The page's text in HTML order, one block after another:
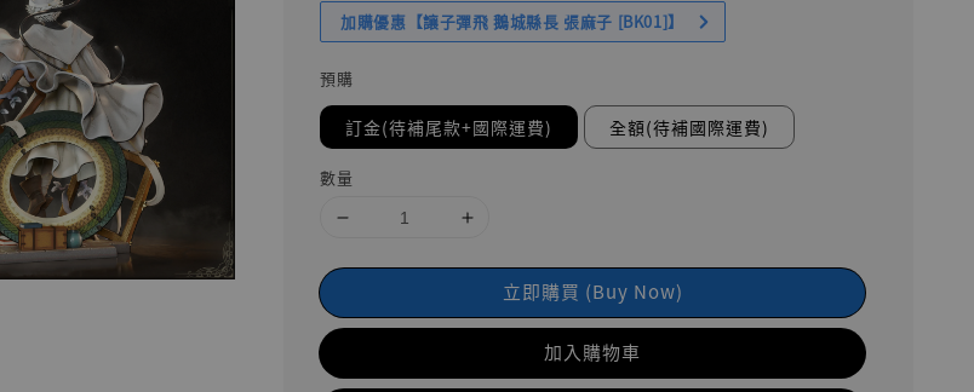
加購優惠【讓子彈飛 鵝城縣長 張麻子 [BK01]】
預購
訂金(待補尾款+國際運費) 全額(待補國際運費)
數量
立即購買 (Buy Now)
加入購物車